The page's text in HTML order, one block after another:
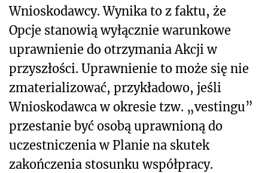
Wnioskodawcy. Wynika to z faktu, że
Opcje stanowią wyłącznie warunkowe
uprawnienie do otrzymania Akcji w
przyszłości. Uprawnienie to może się nie
zmaterializować, przykładowo, jeśli
Wnioskodawca w okresie tzw. „vestingu”
przestanie być osobą uprawnioną do
uczestniczenia w Planie na skutek
zakończenia stosunku współpracy.